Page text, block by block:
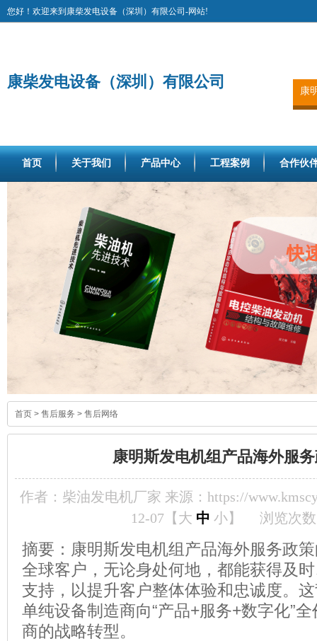
您好！欢迎来到康柴发电设备（深圳）有限公司-网站!
康柴发电设备（深圳）有限公司
康
首页 关于我们 产品中心 工程案例 合作伙
首页 > 售后服务 > 售后网络
康明斯发电机组产品海外服
作者：柴油发电机厂家 来源：https://
12-07【 大 中 小】 浏览次
摘要：康明斯发电机组产品海外服务政
全球客户，无论身处何地，都能获得及
支持，以提升客户整体体验和忠诚度。
单纯设备制造商向“产品+服务+数字化”
商的战略转型。